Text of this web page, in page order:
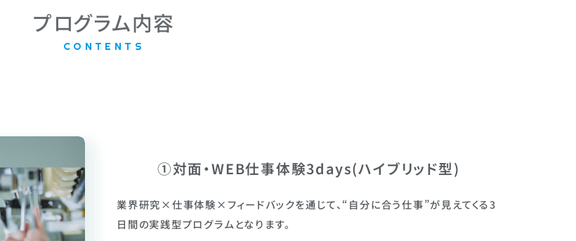
プログラム内容
CONTENTS
①対面・WEB仕事体験3days(ハイブリッド型)
業界研究×仕事体験×フィードバックを通じて、“自分に合う仕事”が見えてくる3
日間の実践型プログラムとなります。